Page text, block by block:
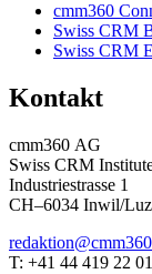
cmm360
Swiss CRM
Swiss CRM
Kontakt
cmm360 AG
Swiss CRM
Industriestrasse 1
CH–6034 Inwil/
T: +41 44 419 22 01